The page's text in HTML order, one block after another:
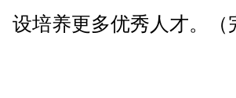
设培养更多优秀人才。（